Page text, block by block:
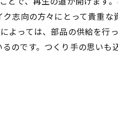
志向の方々にとって貴重な
よっては、部品の供給を行
のです。つくり手の思いも